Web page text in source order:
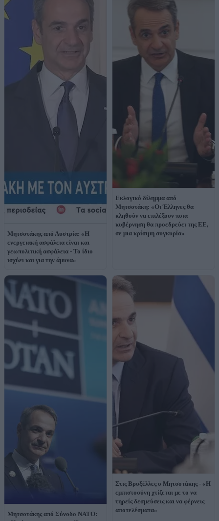
Μητσοτάκης από Αυστρία: «Η
ενεργειακή ασφάλεια είναι και
γεωπολιτική ασφάλεια - Το ίδιο
ισχύει και για την άμυνα»
Εκλογικό δίλημμα από
Μητσοτάκη: «Οι Έλληνες θα
κληθούν να επιλέξουν ποια
κυβέρνηση θα προεδρεύει της ΕΕ,
σε μια κρίσιμη συγκυρία»
Μητσοτάκης από Σύνοδο ΝΑΤΟ:
Στις Βρυξέλλες ο Μητσοτάκης - «Η
εμπιστοσύνη χτίζεται με το να
τηρείς δεσμεύσεις και να φέρνεις
αποτελέσματα»